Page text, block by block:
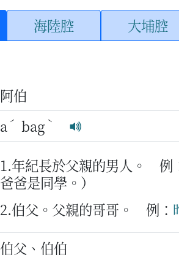
海陸腔 大埔腔
阿伯
a ˊ bag ˋ
1.年紀長於父親的男人。 例
爸爸是同學。）
2.伯父。父親的哥哥。
例：
伯父、伯伯